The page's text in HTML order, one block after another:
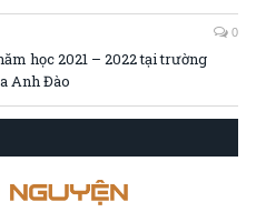
0
học 2021 – 2022 tại trường
Anh Đào